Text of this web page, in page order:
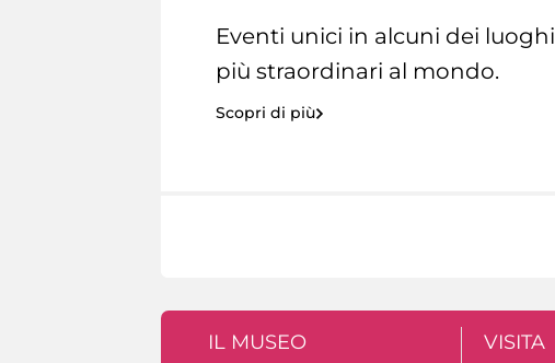
Eventi unici in alcuni dei luoghi
più straordinari al mondo.
Scopri di più
IL MUSEO VISITA